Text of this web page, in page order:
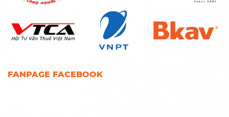
FANPAGE FACEBOOK